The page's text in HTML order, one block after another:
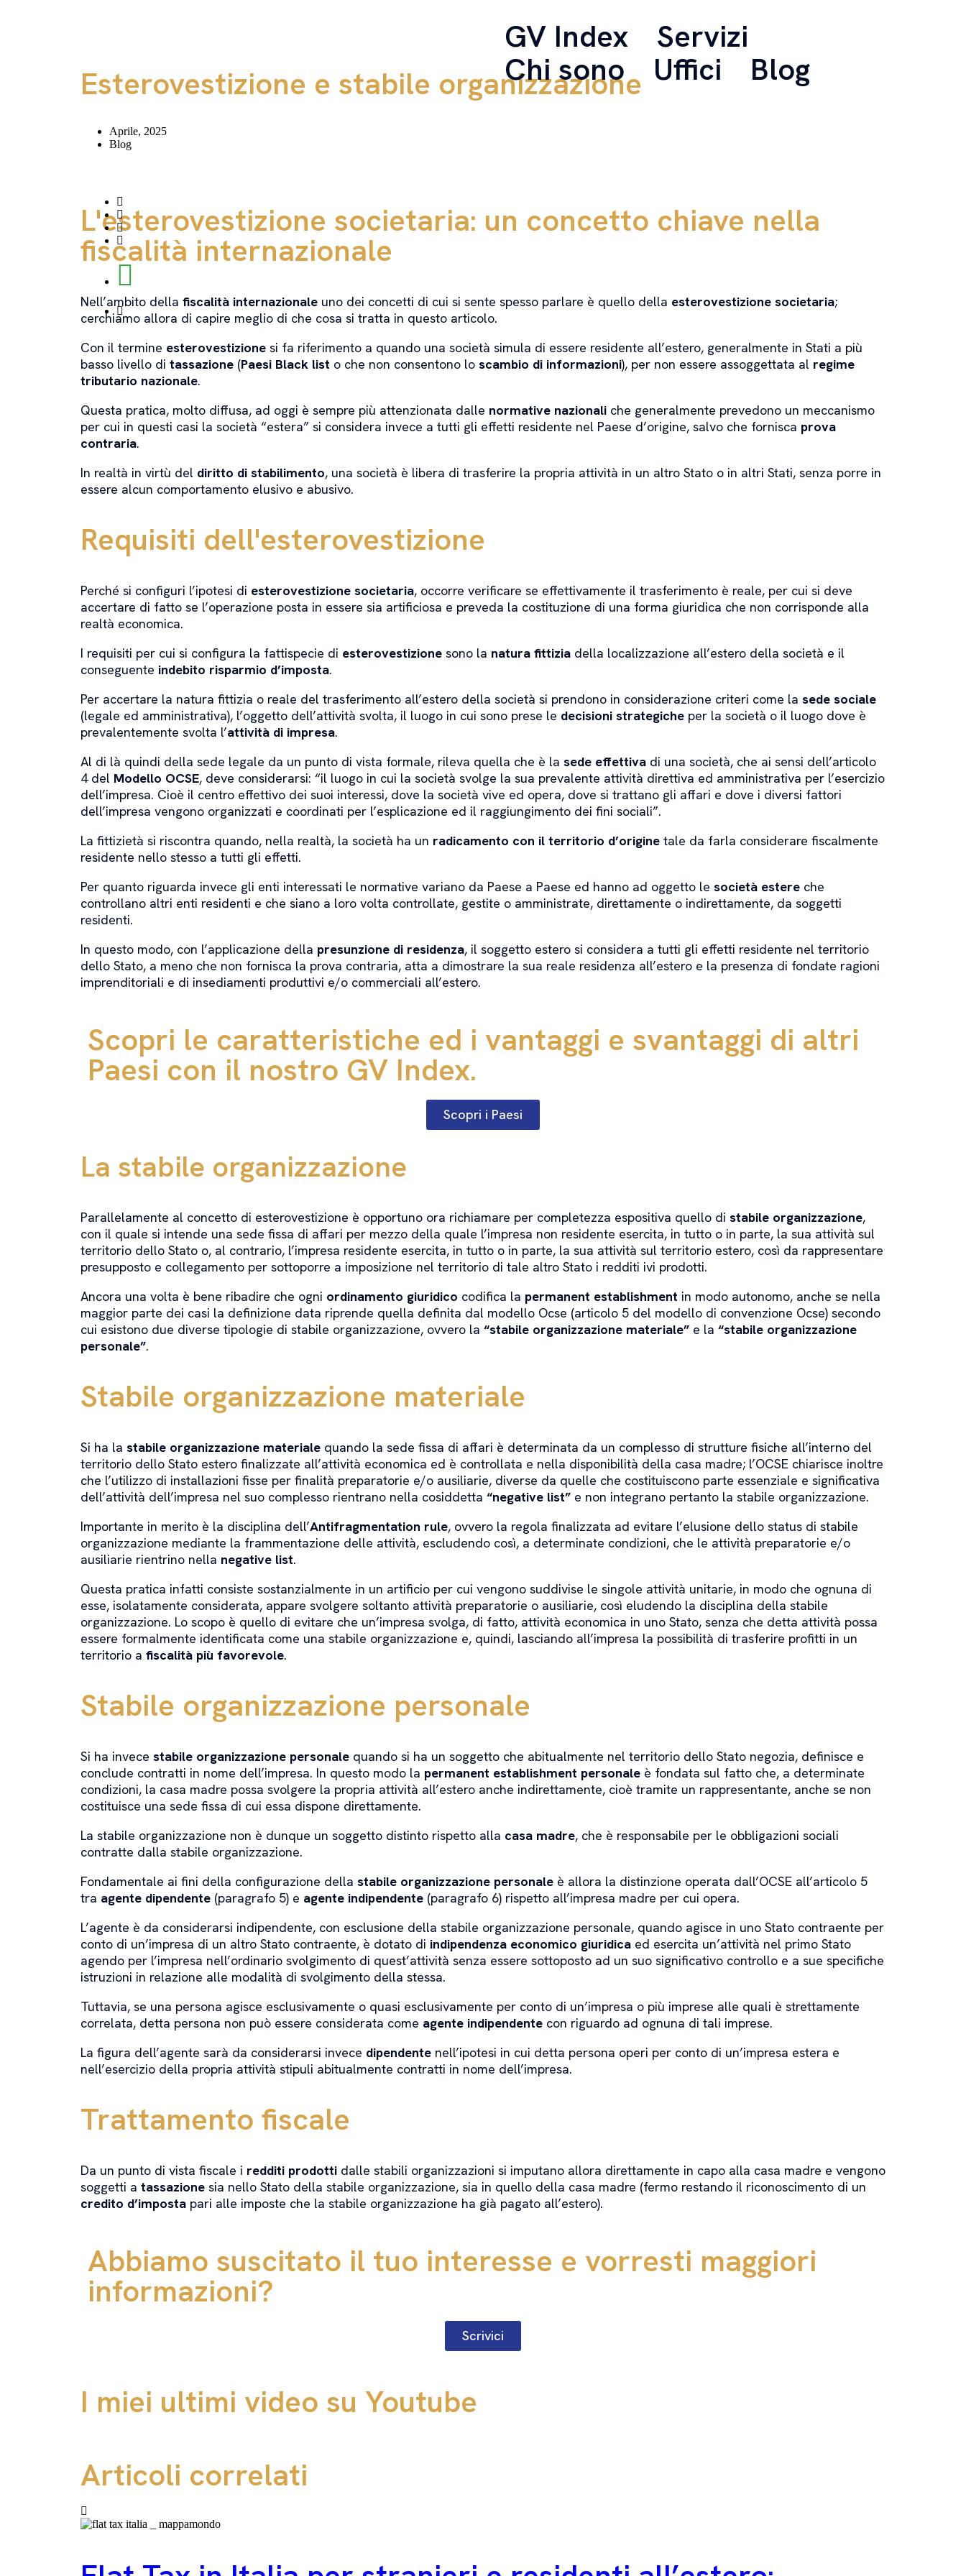
GV Index
Servizi
Chi sono
Uffici Blog
Esterovestizione e stabile organizzazione
Aprile, 2025
Blog
L'esterovestizione societaria: un concetto chiave nella
fiscalità internazionale
Nell’ambito della fiscalità internazionale uno dei concetti di cui si sente spesso parlare è quello della esterovestizione societaria;
cerchiamo allora di capire meglio di che cosa si tratta in questo articolo.
Con il termine esterovestizione si fa riferimento a quando una società simula di essere residente all’estero, generalmente in Stati a più
basso livello di tassazione (Paesi Black list o che non consentono lo scambio di informazioni), per non essere assoggettata al regime
tributario nazionale.
Questa pratica, molto diffusa, ad oggi è sempre più attenzionata dalle normative nazionali che generalmente prevedono un meccanismo
per cui in questi casi la società “estera” si considera invece a tutti gli effetti residente nel Paese d’origine, salvo che fornisca prova
contraria.
In realtà in virtù del diritto di stabilimento, una società è libera di trasferire la propria attività in un altro Stato o in altri Stati, senza porre in
essere alcun comportamento elusivo e abusivo.
Requisiti dell'esterovestizione
Perché si configuri l’ipotesi di esterovestizione societaria, occorre verificare se effettivamente il trasferimento è reale, per cui si deve
accertare di fatto se l’operazione posta in essere sia artificiosa e preveda la costituzione di una forma giuridica che non corrisponde alla
realtà economica.
I requisiti per cui si configura la fattispecie di esterovestizione sono la natura fittizia della localizzazione all’estero della società e il
conseguente indebito risparmio d’imposta.
Per accertare la natura fittizia o reale del trasferimento all’estero della società si prendono in considerazione criteri come la sede sociale
(legale ed amministrativa), l’oggetto dell’attività svolta, il luogo in cui sono prese le decisioni strategiche per la società o il luogo dove è
prevalentemente svolta l’attività di impresa.
Al di là quindi della sede legale da un punto di vista formale, rileva quella che è la sede effettiva di una società, che ai sensi dell’articolo
4 del Modello OCSE, deve considerarsi: “il luogo in cui la società svolge la sua prevalente attività direttiva ed amministrativa per l’esercizio
dell’impresa. Cioè il centro effettivo dei suoi interessi, dove la società vive ed opera, dove si trattano gli affari e dove i diversi fattori
dell’impresa vengono organizzati e coordinati per l’esplicazione ed il raggiungimento dei fini sociali”.
La fittizietà si riscontra quando, nella realtà, la società ha un radicamento con il territorio d’origine tale da farla considerare fiscalmente
residente nello stesso a tutti gli effetti.
Per quanto riguarda invece gli enti interessati le normative variano da Paese a Paese ed hanno ad oggetto le società estere che
controllano altri enti residenti e che siano a loro volta controllate, gestite o amministrate, direttamente o indirettamente, da soggetti
residenti.
In questo modo, con l’applicazione della presunzione di residenza, il soggetto estero si considera a tutti gli effetti residente nel territorio
dello Stato, a meno che non fornisca la prova contraria, atta a dimostrare la sua reale residenza all’estero e la presenza di fondate ragioni
imprenditoriali e di insediamenti produttivi e/o commerciali all’estero.
Scopri le caratteristiche ed i vantaggi e svantaggi di altri
Paesi con il nostro GV Index.
Scopri i Paesi
La stabile organizzazione
Parallelamente al concetto di esterovestizione è opportuno ora richiamare per completezza espositiva quello di stabile organizzazione,
con il quale si intende una sede fissa di affari per mezzo della quale l’impresa non residente esercita, in tutto o in parte, la sua attività sul
territorio dello Stato o, al contrario, l’impresa residente esercita, in tutto o in parte, la sua attività sul territorio estero, così da rappresentare
presupposto e collegamento per sottoporre a imposizione nel territorio di tale altro Stato i redditi ivi prodotti.
Ancora una volta è bene ribadire che ogni ordinamento giuridico codifica la permanent establishment in modo autonomo, anche se nella
maggior parte dei casi la definizione data riprende quella definita dal modello Ocse (articolo 5 del modello di convenzione Ocse) secondo
cui esistono due diverse tipologie di stabile organizzazione, ovvero la “stabile organizzazione materiale” e la “stabile organizzazione
personale”.
Stabile organizzazione materiale
Si ha la stabile organizzazione materiale quando la sede fissa di affari è determinata da un complesso di strutture fisiche all’interno del
territorio dello Stato estero finalizzate all’attività economica ed è controllata e nella disponibilità della casa madre; l’OCSE chiarisce inoltre
che l’utilizzo di installazioni fisse per finalità preparatorie e/o ausiliarie, diverse da quelle che costituiscono parte essenziale e significativa
dell’attività dell’impresa nel suo complesso rientrano nella cosiddetta “negative list” e non integrano pertanto la stabile organizzazione.
Importante in merito è la disciplina dell’Antifragmentation rule, ovvero la regola finalizzata ad evitare l’elusione dello status di stabile
organizzazione mediante la frammentazione delle attività, escludendo così, a determinate condizioni, che le attività preparatorie e/o
ausiliarie rientrino nella negative list.
Questa pratica infatti consiste sostanzialmente in un artificio per cui vengono suddivise le singole attività unitarie, in modo che ognuna di
esse, isolatamente considerata, appare svolgere soltanto attività preparatorie o ausiliarie, così eludendo la disciplina della stabile
organizzazione. Lo scopo è quello di evitare che un’impresa svolga, di fatto, attività economica in uno Stato, senza che detta attività possa
essere formalmente identificata come una stabile organizzazione e, quindi, lasciando all’impresa la possibilità di trasferire profitti in un
territorio a fiscalità più favorevole.
Stabile organizzazione personale
Si ha invece stabile organizzazione personale quando si ha un soggetto che abitualmente nel territorio dello Stato negozia, definisce e
conclude contratti in nome dell’impresa. In questo modo la permanent establishment personale è fondata sul fatto che, a determinate
condizioni, la casa madre possa svolgere la propria attività all’estero anche indirettamente, cioè tramite un rappresentante, anche se non
costituisce una sede fissa di cui essa dispone direttamente.
La stabile organizzazione non è dunque un soggetto distinto rispetto alla casa madre, che è responsabile per le obbligazioni sociali
contratte dalla stabile organizzazione.
Fondamentale ai fini della configurazione della stabile organizzazione personale è allora la distinzione operata dall’OCSE all’articolo 5
tra agente dipendente (paragrafo 5) e agente indipendente (paragrafo 6) rispetto all’impresa madre per cui opera.
L’agente è da considerarsi indipendente, con esclusione della stabile organizzazione personale, quando agisce in uno Stato contraente per
conto di un’impresa di un altro Stato contraente, è dotato di indipendenza economico giuridica ed esercita un’attività nel primo Stato
agendo per l’impresa nell’ordinario svolgimento di quest’attività senza essere sottoposto ad un suo significativo controllo e a sue specifiche
istruzioni in relazione alle modalità di svolgimento della stessa.
Tuttavia, se una persona agisce esclusivamente o quasi esclusivamente per conto di un’impresa o più imprese alle quali è strettamente
correlata, detta persona non può essere considerata come agente indipendente con riguardo ad ognuna di tali imprese.
La figura dell’agente sarà da considerarsi invece dipendente nell’ipotesi in cui detta persona operi per conto di un’impresa estera e
nell’esercizio della propria attività stipuli abitualmente contratti in nome dell’impresa.
Trattamento fiscale
Da un punto di vista fiscale i redditi prodotti dalle stabili organizzazioni si imputano allora direttamente in capo alla casa madre e vengono
soggetti a tassazione sia nello Stato della stabile organizzazione, sia in quello della casa madre (fermo restando il riconoscimento di un
credito d’imposta pari alle imposte che la stabile organizzazione ha già pagato all’estero).
Abbiamo suscitato il tuo interesse e vorresti maggiori
informazioni?
Scrivici
I miei ultimi video su Youtube
Articoli correlati